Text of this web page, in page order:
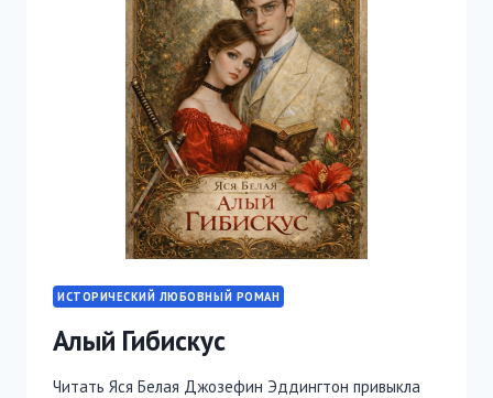
ИСТОРИЧЕСКИЙ ЛЮБОВНЫЙ РОМАН
Алый Гибискус
Читать Яся Белая Джозефин Эддингтон привыкла